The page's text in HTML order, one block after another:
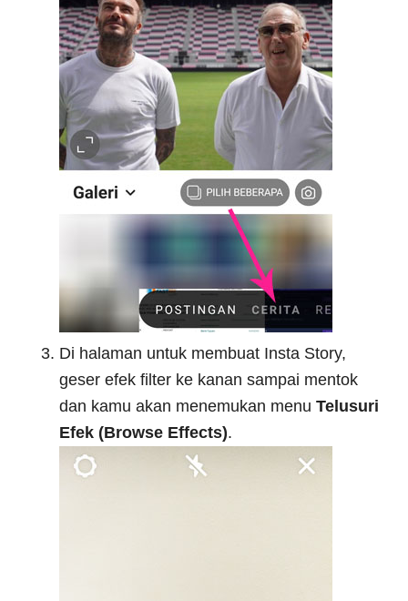
Di halaman untuk membuat Insta Story,
geser efek filter ke kanan sampai mentok
dan kamu akan menemukan menuTelusuri
Efek (Browse Effects).